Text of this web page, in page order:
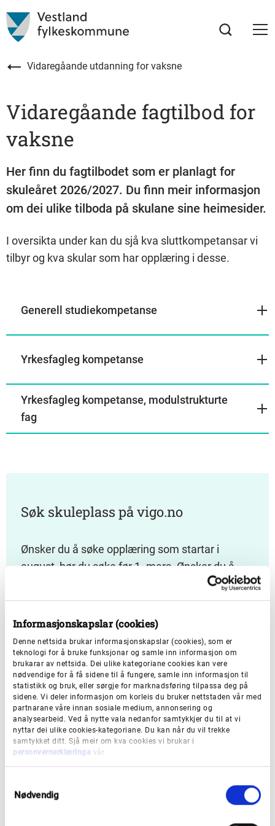
Informasjonskapslar (cookies)
Denne nettsida brukar informasjonskapslar (cookies), som er
teknologi for å bruke funksjonar og samle inn informasjon om
brukarar av nettsida. Dei ulike kategoriane cookies kan vere
nødvendige for å få sidene til å fungere, samle inn informasjon til
statistikk og bruk, eller sørgje for marknadsføring tilpassa deg på
sidene. Vi deler informasjon om korleis du bruker nettstaden vår med
partnarane våre innan sosiale medium, annonsering og
analysearbeid. Ved å nytte vala nedanfor samtykkjer du til at vi
nyttar dei ulike cookies-kategoriane. Du kan når du vil trekke
samtykket ditt. Sjå meir om kva cookies vi brukar i
personvernerklæringa vår.
Nødvendig
Vidaregåande utdanning for vaksne
Vidaregåande fagtilbod for
vaksne
Her finn du fagtilbodet som er planlagt for
skuleåret 2026/2027. Du finn meir informasjon
om dei ulike tilboda på skulane sine heimesider.
I oversikta under kan du sjå kva sluttkompetansar vi
tilbyr og kva skular som har opplæring i desse.
Generell studiekompetanse
Yrkesfagleg kompetanse
Yrkesfagleg kompetanse, modulstrukturte
fag
Søk skuleplass på vigo.no
Ønsker du å søke opplæring som startar i
august, bør du søke før 1. mars. Ønsker du å
søke opplæring som startar i januar, bør du søke
før 1. oktober.
Vigo.no
Har du spørsmål?